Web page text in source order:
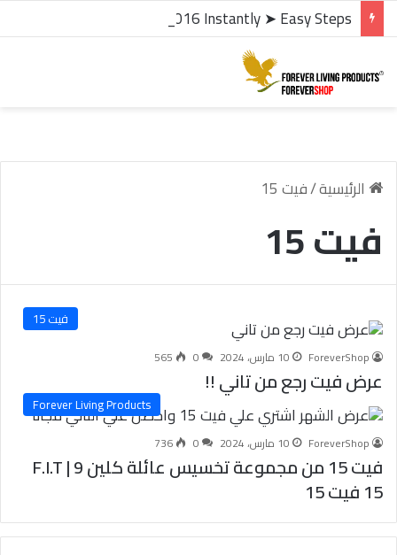
الرئيسية/فيت 15
فيت 15
فيت 15
ForeverShop 10 مارس، 2024 0
565
عرض فيت رجع من تاني !!
Forever Living Products
ForeverShop 10 مارس، 2024 0
736
فيت 15 من مجموعة تخسيس عائلة كلين 9 | F.I.T
15 فيت 15